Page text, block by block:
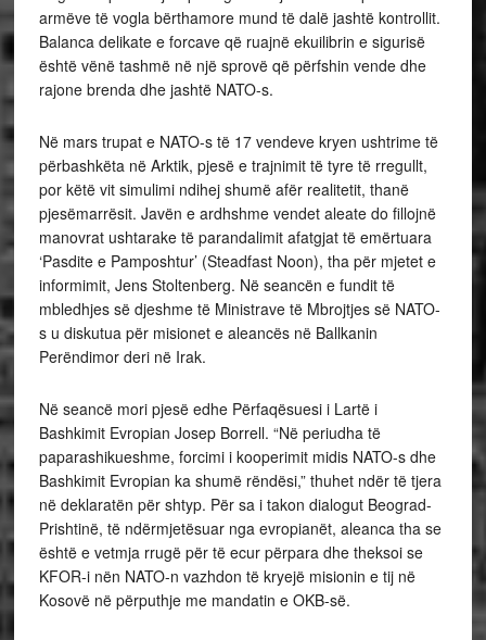
armëve të vogla bërthamore mund të dalë jashtë kontrollit.
Balanca delikate e forcave që ruajnë ekuilibrin e sigurisë
është vënë tashmë në një sprovë që përfshin vende dhe
rajone brenda dhe jashtë NATO-s.
Në mars trupat e NATO-s të 17 vendeve kryen ushtrime të
përbashkëta në Arktik, pjesë e trajnimit të tyre të rregullt,
por këtë vit simulimi ndihej shumë afër realitetit, thanë
pjesëmarrësit. Javën e ardhshme vendet aleate do fillojnë
manovrat ushtarake të parandalimit afatgjat të emërtuara
‘Pasdite e Pamposhtur’ (Steadfast Noon), tha për mjetet e
informimit, Jens Stoltenberg. Në seancën e fundit të
mbledhjes së djeshme të Ministrave të Mbrojtjes së NATO-
s u diskutua për misionet e aleancës në Ballkanin
Perëndimor deri në Irak.
Në seancë mori pjesë edhe Përfaqësuesi i Lartë i
Bashkimit Evropian Josep Borrell. “Në periudha të
paparashikueshme, forcimi i kooperimit midis NATO-s dhe
Bashkimit Evropian ka shumë rëndësi,” thuhet ndër të tjera
në deklaratën për shtyp. Për sa i takon dialogut Beograd-
Prishtinë, të ndërmjetësuar nga evropianët, aleanca tha se
është e vetmja rrugë për të ecur përpara dhe theksoi se
KFOR-i nën NATO-n vazhdon të kryejë misionin e tij në
Kosovë në përputhje me mandatin e OKB-së.